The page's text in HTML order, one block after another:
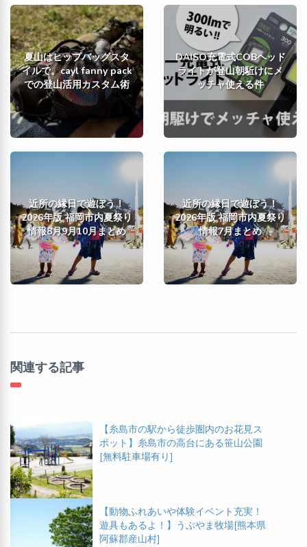
夏山はヒップバッグスタ
イルで。cayl fanny pack
での登山活用カスタム術
DAISO充電式COBヘッド
ライトが登山朝駈けにメ
ッチャ使える件
近所の縁日で遊ぼう！
2026年版 福岡市内夏祭り
情報8月9月10月まとめ
近所の縁日で遊ぼう！
2026年版 福岡市内夏祭り
情報7月まとめ
関連する記事
【糸島市の駅から徒歩圏内のお花見ス
ポット】糸島市の高台にある笹山公園
[無料駐車場有り]
【動物ふれあいや体験イベント充実！
遊具もあるよ！】うぶやま牧場[熊本県
阿蘇郡産山村]